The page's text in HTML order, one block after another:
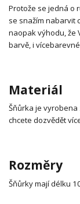
Protože se jedná o
se snažím nabarvit
naopak výhodu, že
barvě, i
Materiál
Šňůrka je
chcete dozvědět
Rozměry
Šňůrky mají délku